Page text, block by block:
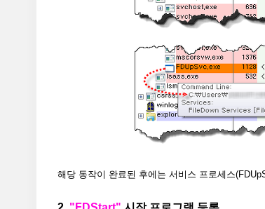
해당 동작이 완료된 후에는 서비스 프로세스